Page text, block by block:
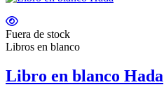
Fuera de stock
Libros en blanco
Libro en blanco Hada